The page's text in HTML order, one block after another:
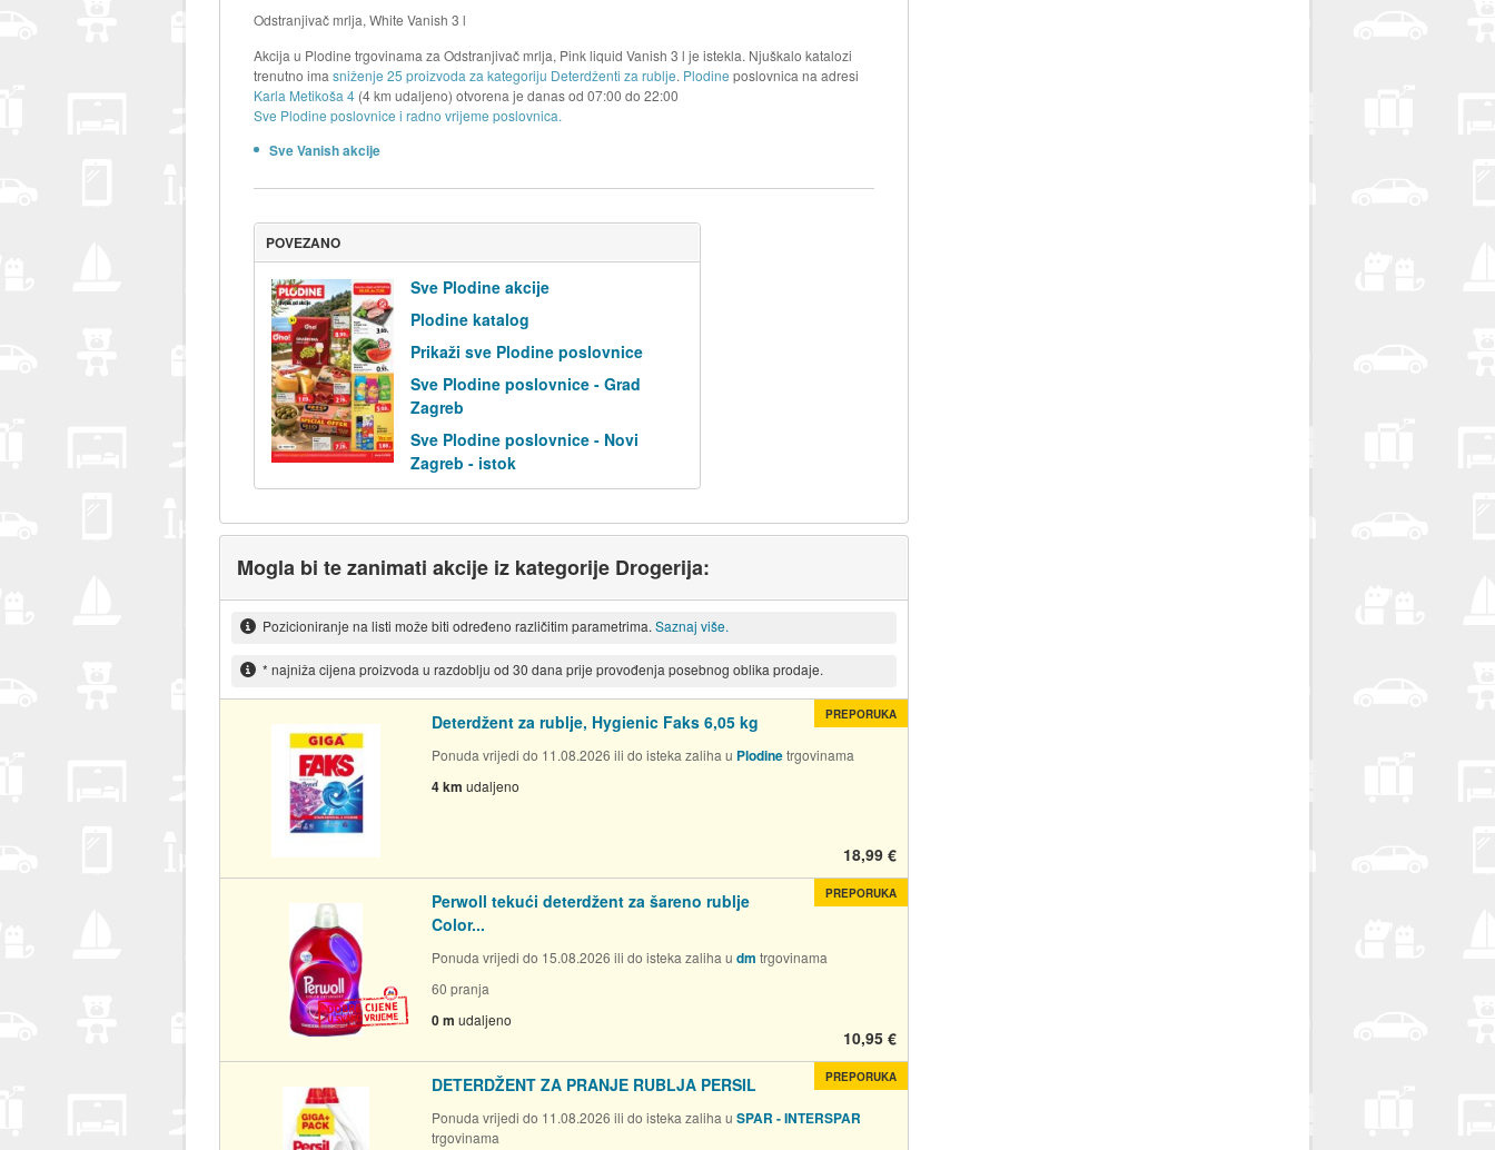
Odstranjivač mrlja, White Vanish 3 l
Akcija u Plodine trgovinama za Odstranjivač mrlja, Pink liquid Vanish 3 l je istekla. Njuškalo katalozi
trenutno imasniženje 25 proizvoda za kategoriju Deterdženti za rublje. Plodine poslovnica na adresi
Karla Metikoša 4 (4 km udaljeno) otvorena je danas od 07:00 do 22:00
Sve Plodine poslovnice i radno vrijeme poslovnica.
Sve Vanish akcije
POVEZANO
Sve Plodine akcije
Plodine katalog
Prikaži sve Plodine poslovnice
Sve Plodine poslovnice - Grad
Zagreb
Sve Plodine poslovnice - Novi
Zagreb - istok
Mogla bi te zanimati akcije iz kategorije Drogerija:
Pozicioniranje na listi može biti određeno različitim parametrima. Saznaj više.
* najniža cijena proizvoda u razdoblju od 30 dana prije provođenja posebnog oblika prodaje.
Deterdžent za rublje, Hygienic Faks 6,05 kg
Ponuda vrijedi do 11.08.2026 ili do isteka zaliha u Plodinetrgovinama
4 km udaljeno
18,99 €
PREPORUKA
Perwoll tekući deterdžent za šareno rublje
Color...
Ponuda vrijedi do 15.08.2026 ili do isteka zaliha u dm trgovinama
60 pranja
0 m udaljeno
10,95 €
PREPORUKA
DETERDŽENT ZA PRANJE RUBLJA PERSIL
Ponuda vrijedi do 11.08.2026 ili do isteka zaliha u SPAR - INTERSPAR
trgovinama
PREPORUKA